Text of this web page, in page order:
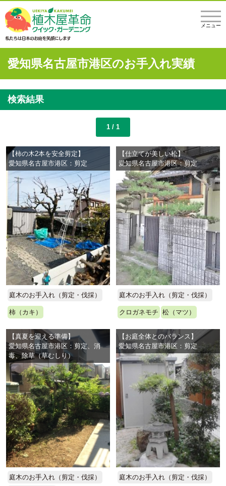
メニュー
愛知県名古屋市港区のお手入れ実績
検索結果
1 / 1
【柿の木2本を安全剪定】
愛知県名古屋市港区：剪定
庭木のお手入れ（剪定・伐採）
柿（カキ）
【仕立てが美しい松】
愛知県名古屋市港区：剪定
庭木のお手入れ（剪定・伐採）
クロガネモチ 松（マツ）
【真夏を迎える準備】
愛知県名古屋市港区：剪定、消
毒、除草（草むしり）
庭木のお手入れ（剪定・伐採）
【お庭全体とのバランス】
愛知県名古屋市港区：剪定
庭木のお手入れ（剪定・伐採）